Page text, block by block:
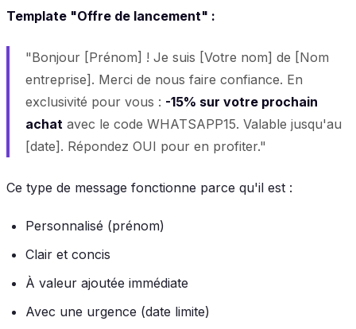
Template "Offre de lancement" :
"Bonjour [Prénom] ! Je suis [Votre nom] de [Nom
entreprise]. Merci de nous faire confiance. En
exclusivité pour vous : -15% sur votre prochain
achat avec le code WHATSAPP15. Valable jusqu'au
[date]. Répondez OUI pour en profiter."
Ce type de message fonctionne parce qu'il est :
Personnalisé (prénom)
Clair et concis
À valeur ajoutée immédiate
Avec une urgence (date limite)